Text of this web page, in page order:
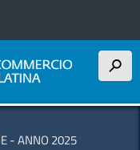
h
- ANNO 2025